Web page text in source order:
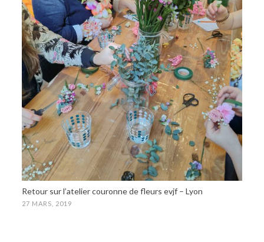
Retour sur l’atelier couronne de fleurs evjf – Lyon
27 MARS, 2019